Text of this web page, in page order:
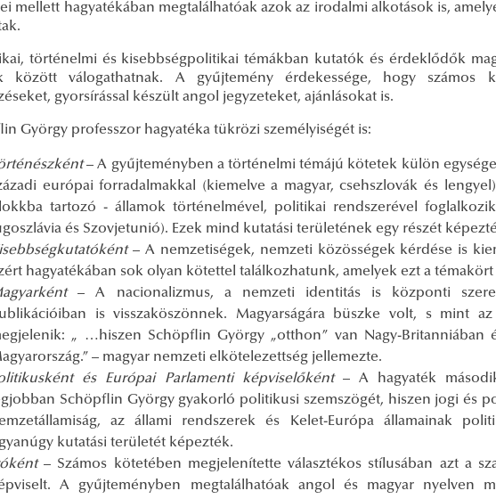
mellett hagyatékában megtalálhatóak azok az irodalmi alkotások is,
történelmi és kisebbségpolitikai témákban kutatók és érdeklődők
között válogathatnak. A gyűjtemény érdekessége, hogy számos
gyorsírással készült angol jegyzeteket, ajánlásokat is.
György professzor hagyatéka tükrözi személyiségét is:
– A gyűjteményben a történelmi témájú kötetek külön
európai forradalmakkal (kiemelve a magyar, csehszlovák és
tartozó - államok történelmével, politikai rendszerével foglalkozik
és Szovjetunió). Ezek mind kutatási területének egy részét
– A nemzetiségek, nemzeti közösségek kérdése is
hagyatékában sok olyan kötettel találkozhatunk, amelyek ezt a
– A nacionalizmus, a nemzeti identitás is központi
is visszaköszönnek. Magyarságára büszke volt, s mint
„ …hiszen Schöpflin György „otthon” van Nagy-Britanniában
– magyar nemzeti elkötelezettség jellemezte.
és Európai Parlamenti képviselőként– A hagyaték
Schöpflin György gyakorló politikusi szemszögét, hiszen jogi és
az állami rendszerek és Kelet-Európa államainak
kutatási területét képezték.
– Számos kötetében megjelenítette választékos stílusában azt a
A gyűjteményben megtalálhatóak angol és magyar nyelven